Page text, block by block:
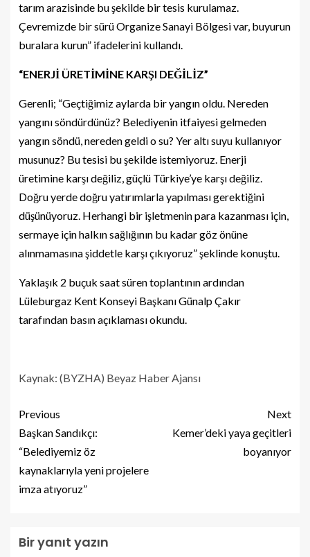
tarım arazisinde bu şekilde bir tesis kurulamaz.
Çevremizde bir sürü Organize Sanayi Bölgesi var, buyurun
buralara kurun” ifadelerini kullandı.
“ENERJİ ÜRETİMİNE KARŞI DEĞİLİZ”
Gerenli; “Geçtiğimiz aylarda bir yangın oldu. Nereden
yangını söndürdünüz? Belediyenin itfaiyesi gelmeden
yangın söndü, nereden geldi o su? Yer altı suyu kullanıyor
musunuz? Bu tesisi bu şekilde istemiyoruz. Enerji
üretimine karşı değiliz, güçlü Türkiye’ye karşı değiliz.
Doğru yerde doğru yatırımlarla yapılması gerektiğini
düşünüyoruz. Herhangi bir işletmenin para kazanması için,
sermaye için halkın sağlığının bu kadar göz önüne
alınmamasına şiddetle karşı çıkıyoruz” şeklinde konuştu.
Yaklaşık 2 buçuk saat süren toplantının ardından
Lüleburgaz Kent Konseyi Başkanı Günalp Çakır
tarafından basın açıklaması okundu.
Kaynak: (BYZHA) Beyaz Haber Ajansı
Previous
Başkan Sandıkçı:
“Belediyemiz öz
kaynaklarıyla yeni projelere
imza atıyoruz”
Next
Kemer’deki yaya geçitleri
boyanıyor
Bir yanıt yazın